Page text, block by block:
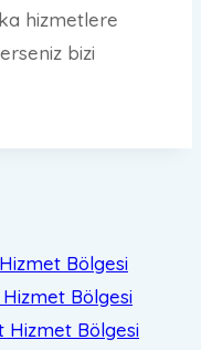
hizmetlere
bizi
Hizmet Bölgesi
Hizmet Bölgesi
Hizmet Bölgesi